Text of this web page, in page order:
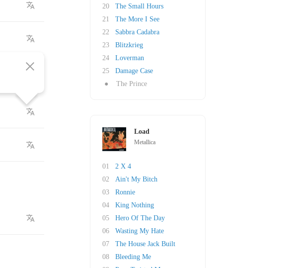
20
The Small Hours
21
The More I See
22
Sabbra Cadabra
23
Blitzkrieg
24
Loverman
25
Damage Case
●
The Prince
Load
Metallica
01
2 X 4
02
Ain't My Bitch
03
Ronnie
04
King Nothing
05
Hero Of The Day
06
Wasting My Hate
07
The House Jack Built
08
Bleeding Me